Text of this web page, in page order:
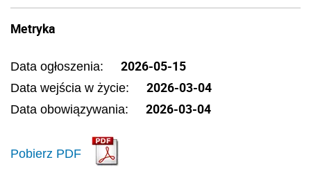
Metryka
Data ogłoszenia: 2026-05-15
Data wejścia w życie: 2026-03-04
Data obowiązywania: 2026-03-04
Pobierz PDF